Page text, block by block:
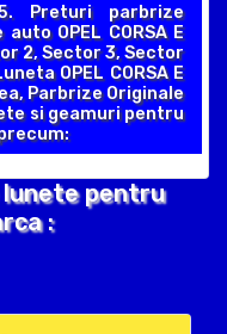
Preturi parbrize
OPEL CORSA E
2, Sector 3, Sector
OPEL CORSA E
Parbrize Originale
si geamuri pentru
pentru
: